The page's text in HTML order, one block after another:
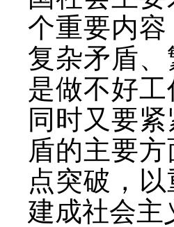
个重要内
复杂矛盾
是做不好
同时又要
盾的主要
点突破，
建成社会主